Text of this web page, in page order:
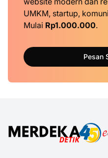
UMKM, startup,
Mulai Rp1.000.000.
Pesan